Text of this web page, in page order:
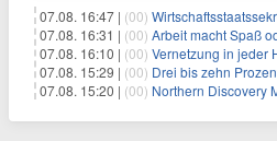
07.08. 16:47 | (00) Wirtschaftsstaatssekretär Thomas
07.08. 16:31 | (00) Arbeit macht Spaß
07.08. 16:10 | (00) Vernetzung in jeder
07.08. 15:29 | (00) Drei bis zehn Prozent, so
07.08. 15:20 | (00) Northern Discovery Metals gibt die